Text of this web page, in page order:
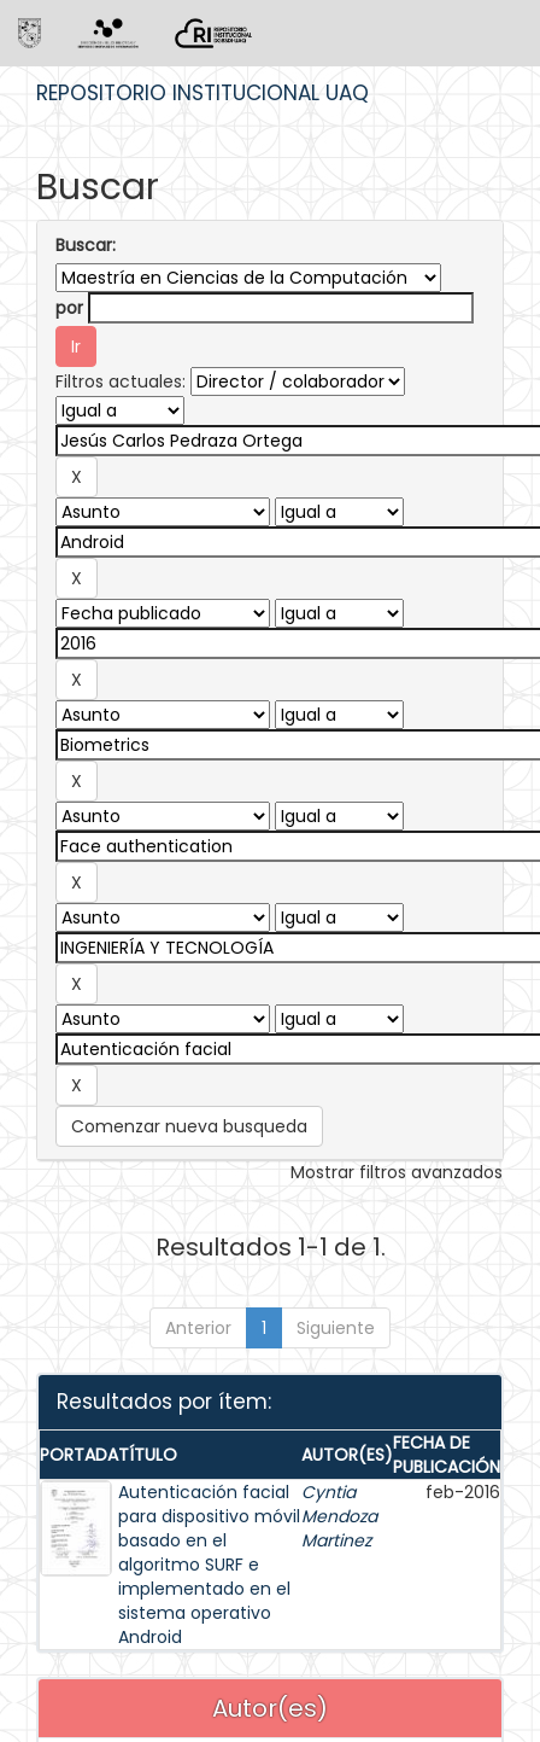
REPOSITORIO INSTITUCIONAL UAQ
Buscar
Buscar:
por
Filtros actuales:
Comenzar nueva busqueda
Mostrar filtros avanzados
Resultados 1-1 de 1.
Anterior 1 Siguiente
Resultados por ítem:
PORTADATÍTULO AUTOR(ES)FECHA DE
PUBLICACIÓN
Autenticación facial
para dispositivo móvil
basado en el
algoritmo SURF e
implementado en el
sistema operativo
Android
Cyntia
Mendoza
Martinez
feb-2016
Autor(es)